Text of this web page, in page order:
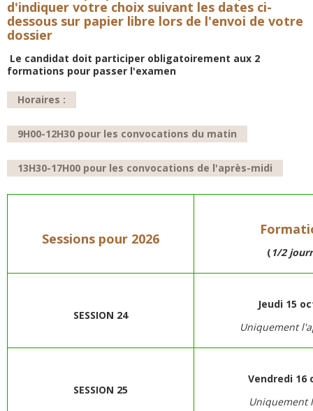
d'indiquer votre choix suivant les dates ci-
dessous sur papier libre lors de l'envoi de votre
dossier
Le candidat doit participer obligatoirement aux 2
formations pour passer l'examen
Horaires :
9H00-12H30 pour les convocations du matin
13H30-17H00 pour les convocations de l'après-midi
Sessions pour 2026
(1/2
SESSION 24
Jeudi 15
Uniquement
SESSION 25
Vendredi 16
Uniquement